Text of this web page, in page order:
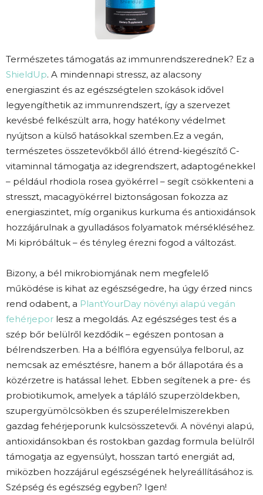
Természetes támogatás az immunrendszerednek? Ez a
ShieldUp. A mindennapi stressz, az alacsony
energiaszint és az egészségtelen szokások idővel
legyengíthetik az immunrendszert, így a szervezet
kevésbé felkészült arra, hogy hatékony védelmet
nyújtson a külső hatásokkal szemben.Ez a vegán,
természetes összetevőkből álló étrend-kiegészítő C-
vitaminnal támogatja az idegrendszert, adaptogénekkel
– például rhodiola rosea gyökérrel – segít csökkenteni a
stresszt, macagyökérrel biztonságosan fokozza az
energiaszintet, míg organikus kurkuma és antioxidánsok
hozzájárulnak a gyulladásos folyamatok mérsékléséhez.
Mi kipróbáltuk – és tényleg érezni fogod a változást.
Bizony, a bél mikrobiomjának nem megfelelő
működése is kihat az egészségedre, ha úgy érzed nincs
rend odabent, a PlantYourDay növényi alapú vegán
fehérjepor lesz a megoldás. Az egészséges test és a
szép bőr belülről kezdődik – egészen pontosan a
bélrendszerben. Ha a bélflóra egyensúlya felborul, az
nemcsak az emésztésre, hanem a bőr állapotára és a
közérzetre is hatással lehet. Ebben segítenek a pre- és
probiotikumok, amelyek a tápláló szuperzöldekben,
szupergyümölcsökben és szuperélelmiszerekben
gazdag fehérjeporunk kulcsösszetevői. A növényi alapú,
antioxidánsokban és rostokban gazdag formula belülről
támogatja az egyensúlyt, hosszan tartó energiát ad,
miközben hozzájárul egészségének helyreállításához is.
Szépség és egészség egyben? Igen!